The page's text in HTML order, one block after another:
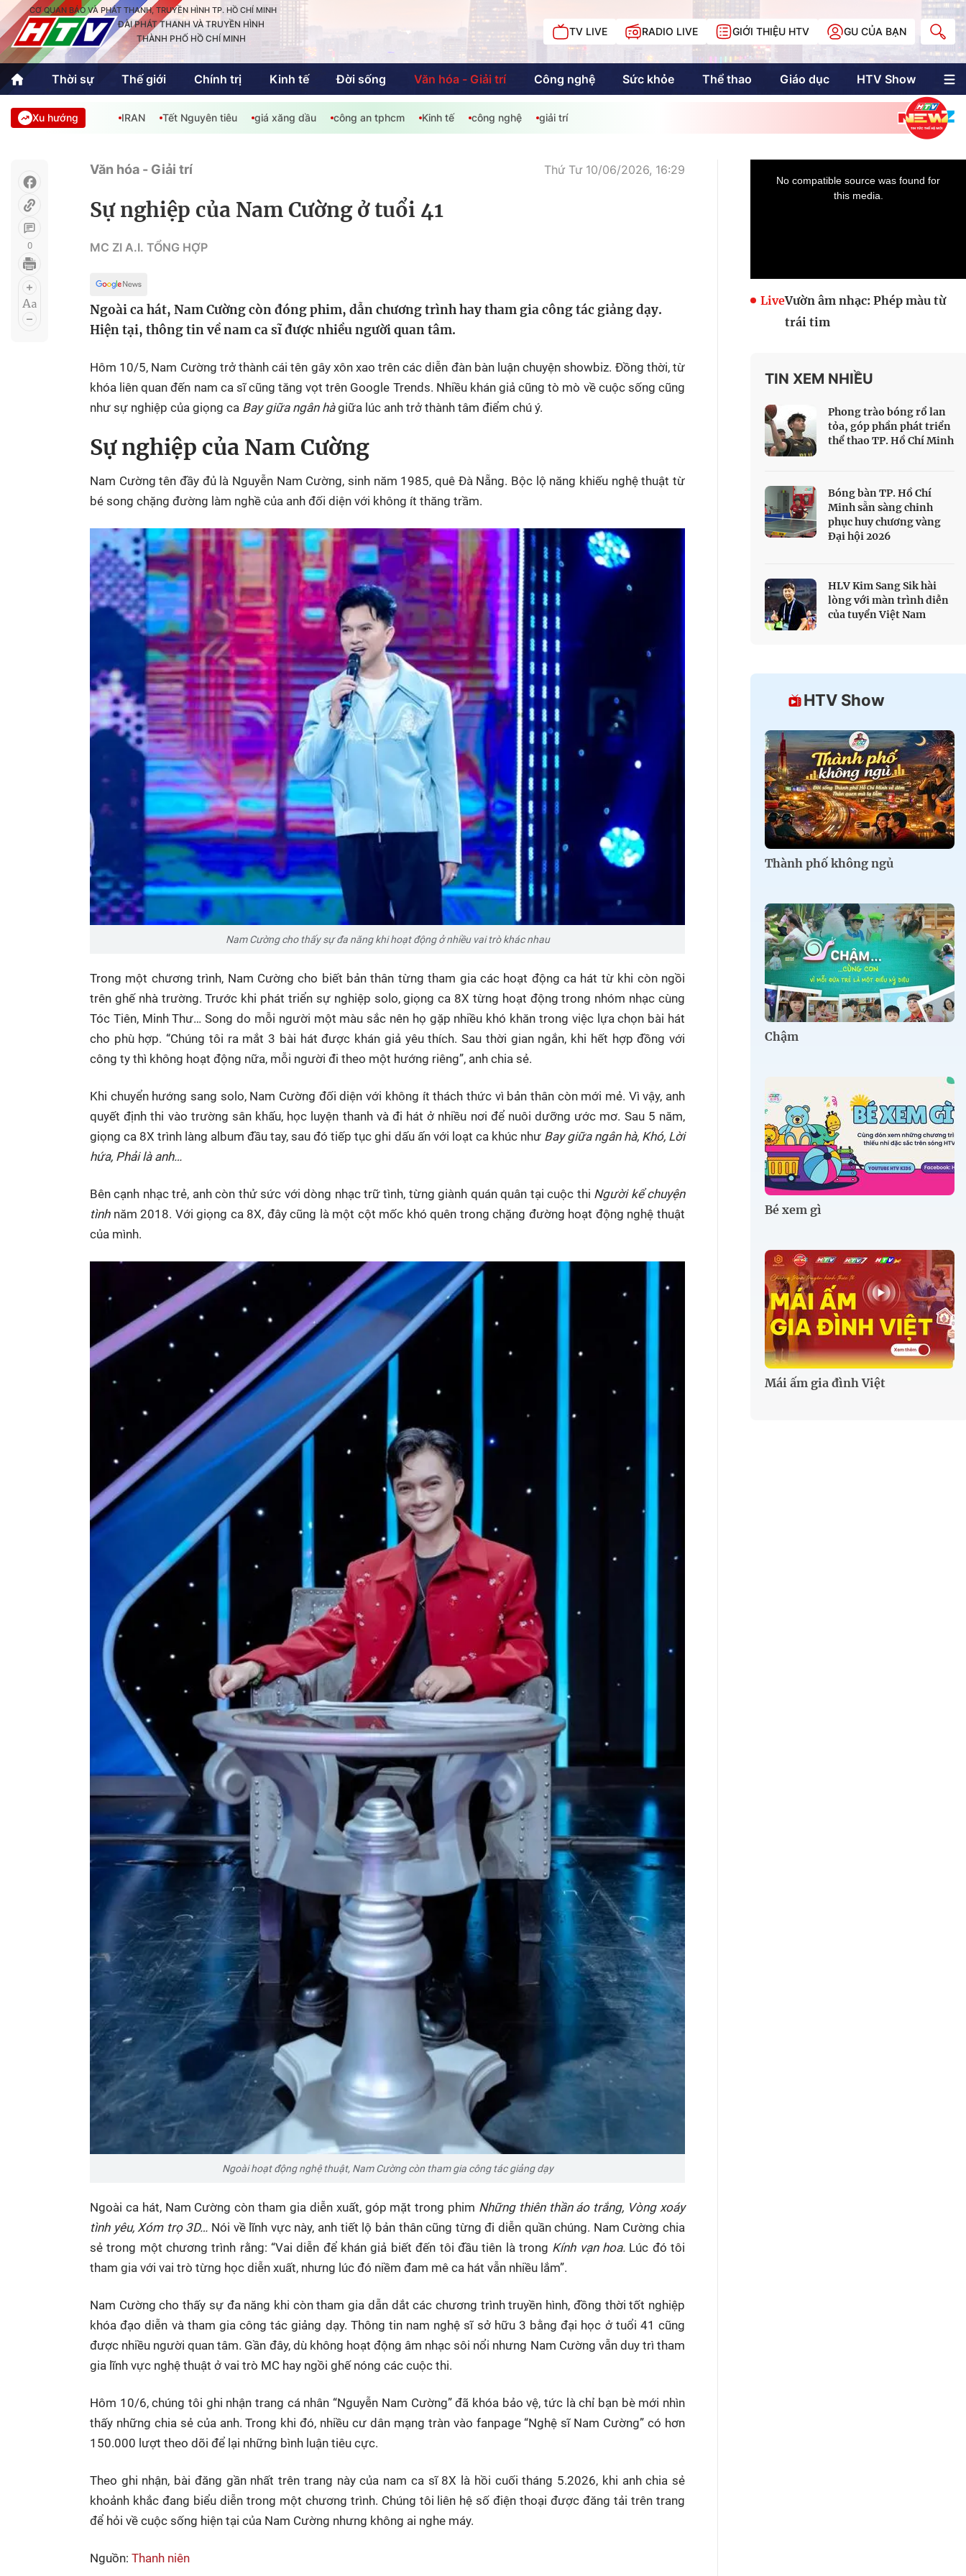
CƠ QUAN BÁO VÀ PHÁT THANH, TRUYỀN HÌNH TP. HỒ CHÍ MINH
ĐÀI PHÁT THANH VÀ TRUYỀN HÌNH
THÀNH PHỐ HỒ CHÍ MINH
TV LIVE RADIO LIVE GIỚI THIỆU HTV GU CỦA BẠN
Thời sự Thế giới Chính trị Kinh tế Đời sống Văn hóa - Giải trí Công nghệ Sức khỏe Thể thao Giáo dục HTV Show
Thời sự
Thể thao
Quốc tế
Văn hóa - Giải trí
Giáo dục Kinh tế
An Sinh
Công nghệ
Sự kiện quan tâm
Chuyên đề
Không gian văn hóa
Hồ Chí Minh
Chuyển đổi số
HTV Show
Thành phố không
Chậm
Mái ấm gia đình
Việt
Các show khác
Các chương trình
khác
HTV Phim
Phim truyền hình
Phim tài liệu
Made By Vietnam
Ngày hội HTV
Innovation Fest
Cuộc đua xe đạp
Cúp Truyền hình
Multimedia
Multiform
Doanh nhân Sài
Gòn
Xu hướng IRAN Tết Nguyên tiêu giá xăng dầu công an tphcm Kinh tế công nghệ giải trí
0
Văn hóa - Giải trí Thứ Tư 10/06/2026, 16:29
Sự nghiệp của Nam Cường ở tuổi 41
MC ZI A.I. TỔNG HỢP
Ngoài ca hát, Nam Cường còn đóng phim, dẫn chương trình hay tham gia công tác giảng dạy.
Hiện tại, thông tin về nam ca sĩ được nhiều người quan tâm.
Hôm 10/5, Nam Cường trở thành cái tên gây xôn xao trên các diễn đàn bàn luận chuyện showbiz. Đồng thời, từ
khóa liên quan đến nam ca sĩ cũng tăng vọt trên Google Trends. Nhiều khán giả cũng tò mò về cuộc sống cũng
như sự nghiệp của giọng ca Bay giữa ngân hàgiữa lúc anh trở thành tâm điểm chú ý.
Sự nghiệp của Nam Cường
Nam Cường tên đầy đủ là Nguyễn Nam Cường, sinh năm 1985, quê Đà Nẵng. Bộc lộ năng khiếu nghệ thuật từ
bé song chặng đường làm nghề của anh đối diện với không ít thăng trầm.
Nam Cường cho thấy sự đa năng khi hoạt động ở nhiều vai trò khác nhau
Trong một chương trình, Nam Cường cho biết bản thân từng tham gia các hoạt động ca hát từ khi còn ngồi
trên ghế nhà trường. Trước khi phát triển sự nghiệp solo, giọng ca 8X từng hoạt động trong nhóm nhạc cùng
Tóc Tiên, Minh Thư… Song do mỗi người một màu sắc nên họ gặp nhiều khó khăn trong việc lựa chọn bài hát
cho phù hợp. “Chúng tôi ra mắt 3 bài hát được khán giả yêu thích. Sau thời gian ngắn, khi hết hợp đồng với
công ty thì không hoạt động nữa, mỗi người đi theo một hướng riêng”, anh chia sẻ.
Khi chuyển hướng sang solo, Nam Cường đối diện với không ít thách thức vì bản thân còn mới mẻ. Vì vậy, anh
quyết định thi vào trường sân khấu, học luyện thanh và đi hát ở nhiều nơi để nuôi dưỡng ước mơ. Sau 5 năm,
giọng ca 8X trình làng album đầu tay, sau đó tiếp tục ghi dấu ấn với loạt ca khúc như Bay giữa ngân hà, Khó, Lời
hứa, Phải là anh…
Bên cạnh nhạc trẻ, anh còn thử sức với dòng nhạc trữ tình, từng giành quán quân tại cuộc thi Người kể chuyện
tìnhnăm 2018. Với giọng ca 8X, đây cũng là một cột mốc khó quên trong chặng đường hoạt động nghệ thuật
của mình.
Ngoài hoạt động nghệ thuật, Nam Cường còn tham gia công tác giảng dạy
Ngoài ca hát, Nam Cường còn tham gia diễn xuất, góp mặt trong phim Những thiên thần áo trắng, Vòng xoáy
tình yêu, Xóm trọ 3D… Nói về lĩnh vực này, anh tiết lộ bản thân cũng từng đi diễn quần chúng. Nam Cường chia
sẻ trong một chương trình rằng: “Vai diễn để khán giả biết đến tôi đầu tiên là trong Kính vạn hoa.Lúc đó tôi
tham gia với vai trò từng học diễn xuất, nhưng lúc đó niềm đam mê ca hát vẫn nhiều lắm”.
Nam Cường cho thấy sự đa năng khi còn tham gia dẫn dắt các chương trình truyền hình, đồng thời tốt nghiệp
khóa đạo diễn và tham gia công tác giảng dạy. Thông tin nam nghệ sĩ sở hữu 3 bằng đại học ở tuổi 41 cũng
được nhiều người quan tâm. Gần đây, dù không hoạt động âm nhạc sôi nổi nhưng Nam Cường vẫn duy trì tham
gia lĩnh vực nghệ thuật ở vai trò MC hay ngồi ghế nóng các cuộc thi.
Hôm 10/6, chúng tôi ghi nhận trang cá nhân “Nguyễn Nam Cường” đã khóa bảo vệ, tức là chỉ bạn bè mới nhìn
thấy những chia sẻ của anh. Trong khi đó, nhiều cư dân mạng tràn vào fanpage “Nghệ sĩ Nam Cường” có hơn
150.000 lượt theo dõi để lại những bình luận tiêu cực.
Theo ghi nhận, bài đăng gần nhất trên trang này của nam ca sĩ 8X là hồi cuối tháng 5.2026, khi anh chia sẻ
khoảnh khắc đang biểu diễn trong một chương trình. Chúng tôi liên hệ số điện thoại được đăng tải trên trang
để hỏi về cuộc sống hiện tại của Nam Cường nhưng không ai nghe máy.
Nguồn: Thanh niên
LiveVườn âm nhạc: Phép màu từ
trái tim
TIN XEM NHIỀU
Phong trào bóng rổ lan
tỏa, góp phần phát triển
thể thao TP. Hồ Chí Minh
Bóng bàn TP. Hồ Chí
Minh sẵn sàng chinh
phục huy chương vàng
Đại hội 2026
HLV Kim Sang Sik hài
lòng với màn trình diễn
của tuyển Việt Nam
HTV Show
Thành phố không ngủ
Chậm
Bé xem gì
Mái ấm gia đình Việt